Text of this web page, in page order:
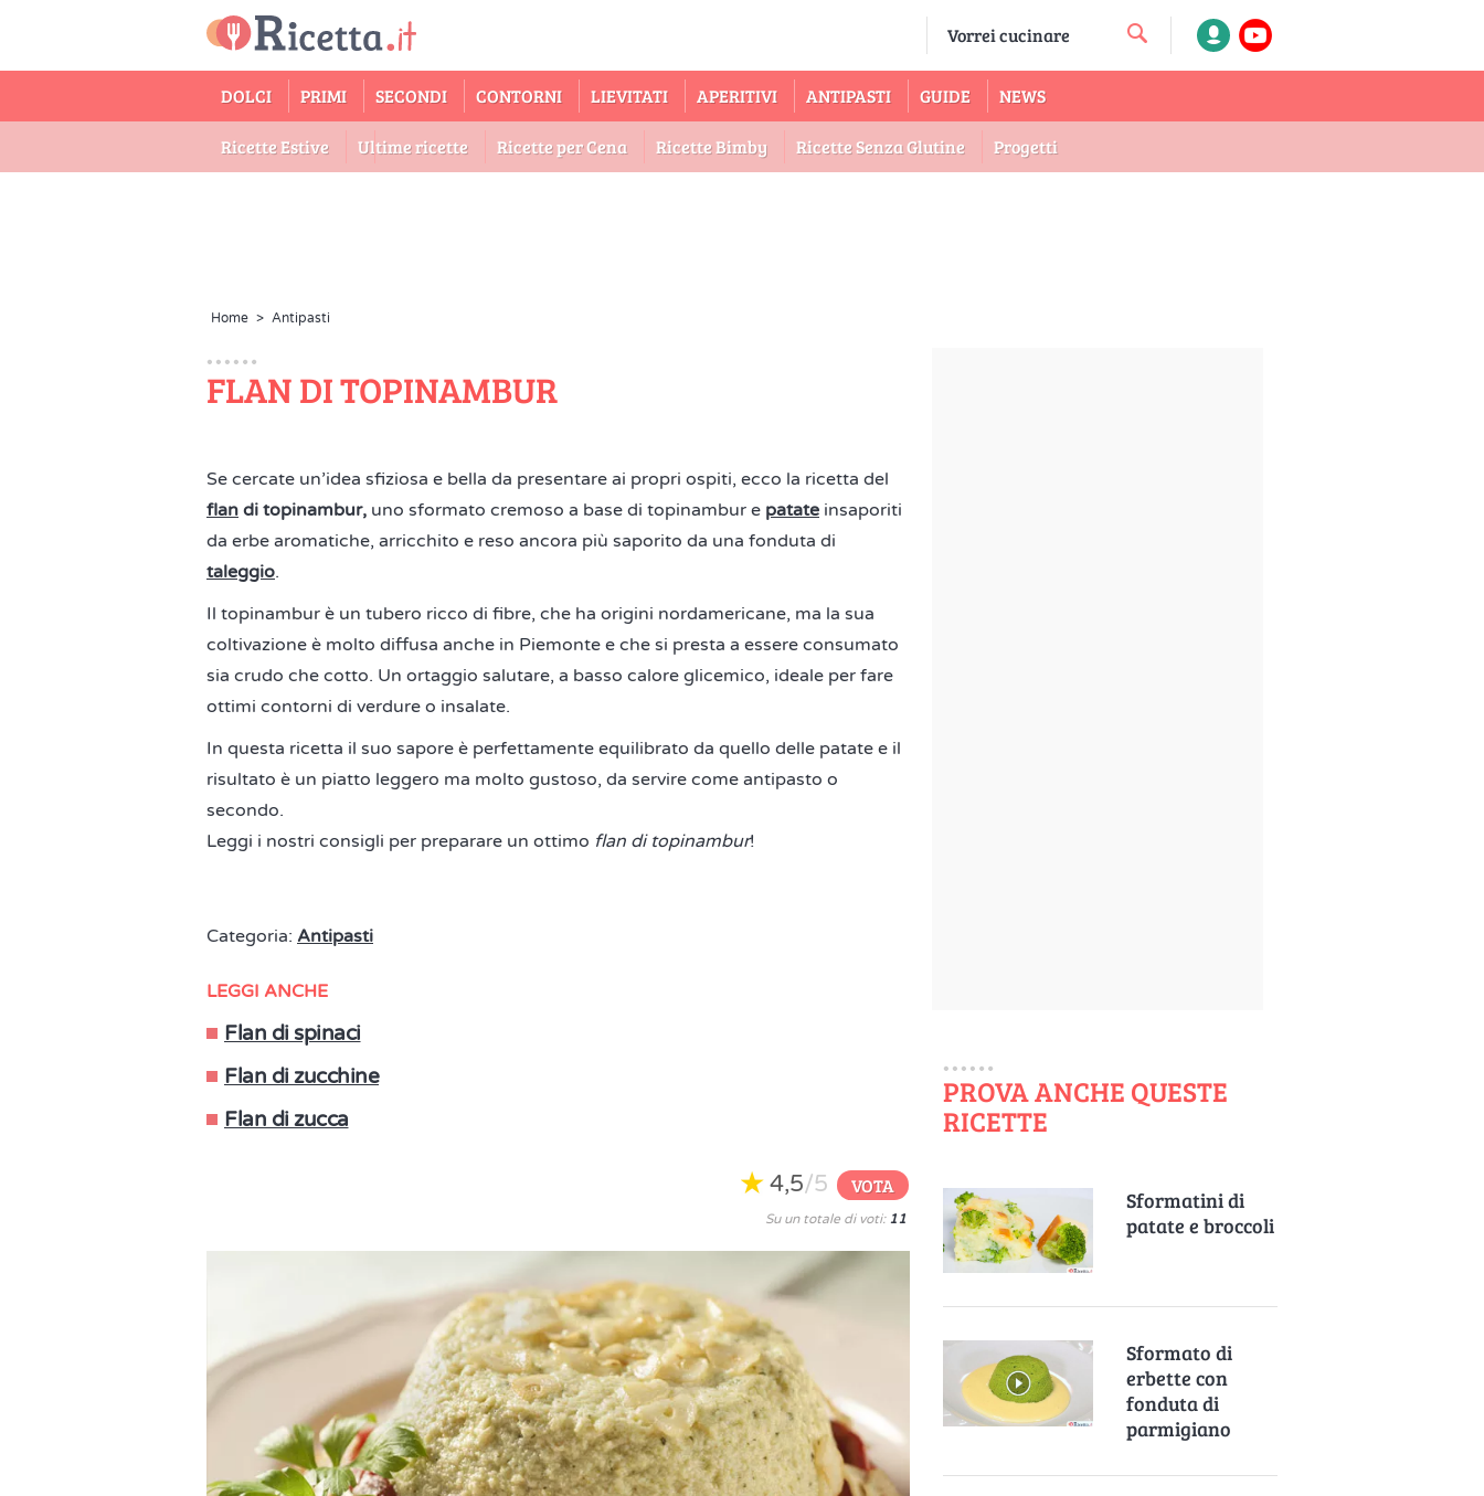
DOLCI PRIMI SECONDI CONTORNI LIEVITATI APERITIVI ANTIPASTI GUIDE NEWS
Ricette Estive Ultime ricette Ricette per Cena Ricette Bimby Ricette Senza Glutine Progetti
Home > Antipasti
FLAN DI TOPINAMBUR
Se cercate un’idea sfiziosa e bella da presentare ai propri ospiti, ecco la ricetta del
flan di topinambur, uno sformato cremoso a base di topinambur e patate insaporiti
da erbe aromatiche, arricchito e reso ancora più saporito da una fonduta di
taleggio.
Il topinambur è un tubero ricco di fibre, che ha origini nordamericane, ma la sua
coltivazione è molto diffusa anche in Piemonte e che si presta a essere consumato
sia crudo che cotto. Un ortaggio salutare, a basso calore glicemico, ideale per fare
ottimi contorni di verdure o insalate.
In questa ricetta il suo sapore è perfettamente equilibrato da quello delle patate e il
risultato è un piatto leggero ma molto gustoso, da servire come antipasto o
secondo.
Leggi i nostri consigli per preparare un ottimo flan di topinambur!
Categoria: Antipasti
LEGGI ANCHE
Flan di spinaci
Flan di zucchine
Flan di zucca
4,5/5 VOTA
Su un totale di voti: 11
PROVA ANCHE QUESTE
RICETTE
Sformatini di
patate e broccoli
Sformato di
erbette con
fonduta di
parmigiano